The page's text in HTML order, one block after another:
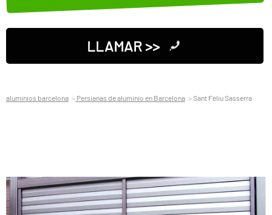
LLAMAR >>
aluminios barcelona Persianas de aluminio en Barcelona Sant Feliu Sasserra